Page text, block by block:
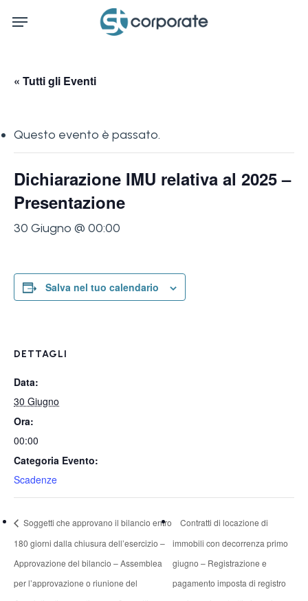
Menu
« Tutti gli Eventi
Questo evento è passato.
Dichiarazione IMU relativa al 2025 –
Presentazione
30 Giugno @ 00:00
Salva nel tuo calendario
DETTAGLI
Data:
30 Giugno
Ora:
00:00
Categoria Evento:
Scadenze
Soggetti che approvano il bilancio entro
180 giorni dalla chiusura dell’esercizio –
Approvazione del bilancio – Assemblea
per l’approvazione o riunione del
Contratti di locazione di
immobili con decorrenza primo
giugno – Registrazione e
pagamento imposta di registro